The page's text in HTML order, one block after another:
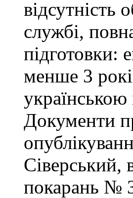
службі,
підготовки:
менше 3
Документи
Сіверський,
покарань №